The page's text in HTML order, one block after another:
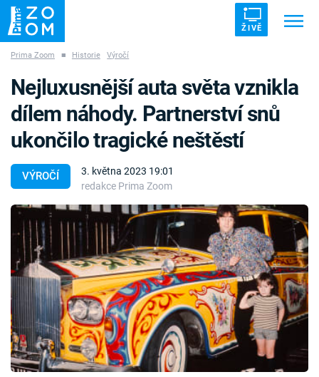
ŽIVĚ
ZÁHADY VETŘELCI DÁVNOVĚKU
Témata
Témata
Pořady
TV Program
Časopis
Sledujte prima+
Prima Zoom ■ Historie Výročí
VÝROČÍ
3. května 2023 19:01
redakce Prima Zoom
Nejluxusnější auta světa vznikla
dílem náhody. Partnerství snů
ukončilo tragické neštěstí